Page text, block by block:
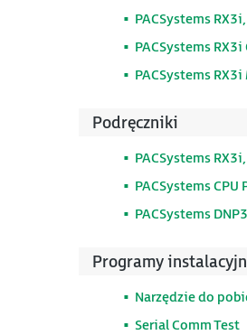
PACSystems
PACSystems
PACSystems
Podręczniki
PACSystems
PACSystems
PACSystems
Programy
Narzędzie do
Serial Comm Test